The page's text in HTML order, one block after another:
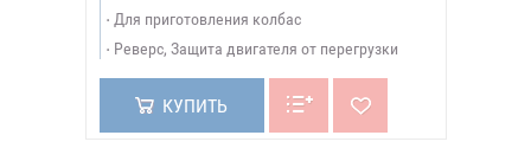
Для приготовления колбас
Реверс, Защита двигателя от перегрузки
КУПИТЬ